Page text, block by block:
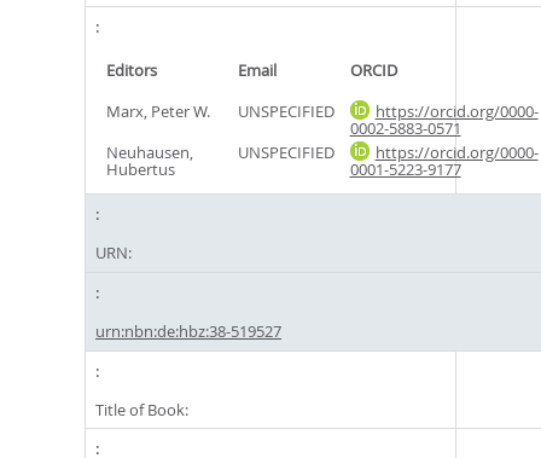
Editors Email
ORCID
Marx, Peter W.
UNSPECIFIED https://orcid.org/0000-
0002-5883-0571
Neuhausen,
Hubertus
UNSPECIFIED https://orcid.org/0000-
0001-5223-9177
URN:
urn:nbn:de:hbz:38-519527
Title of Book: